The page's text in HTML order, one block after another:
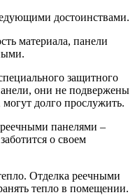
достоинствами.
материала, панели
защитного
они не подвержены
долго прослужить.
панелями –
о своем
Отделка реечными
тепло в помещении.